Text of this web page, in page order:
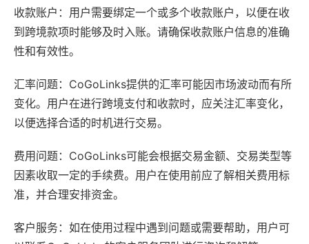
收款账户：用户需要绑定一个或多个收款账户，以便在收
到跨境款项时能够及时入账。请确保收款账户信息的准确
性和有效性。
汇率问题：CoGoLinks提供的汇率可能因市场波动而有所
变化。用户在进行跨境支付和收款时，应关注汇率变化，
以便选择合适的时机进行交易。
费用问题：CoGoLinks可能会根据交易金额、交易类型等
因素收取一定的手续费。用户在使用前应了解相关费用标
准，并合理安排资金。
客户服务：如在使用过程中遇到问题或需要帮助，用户可